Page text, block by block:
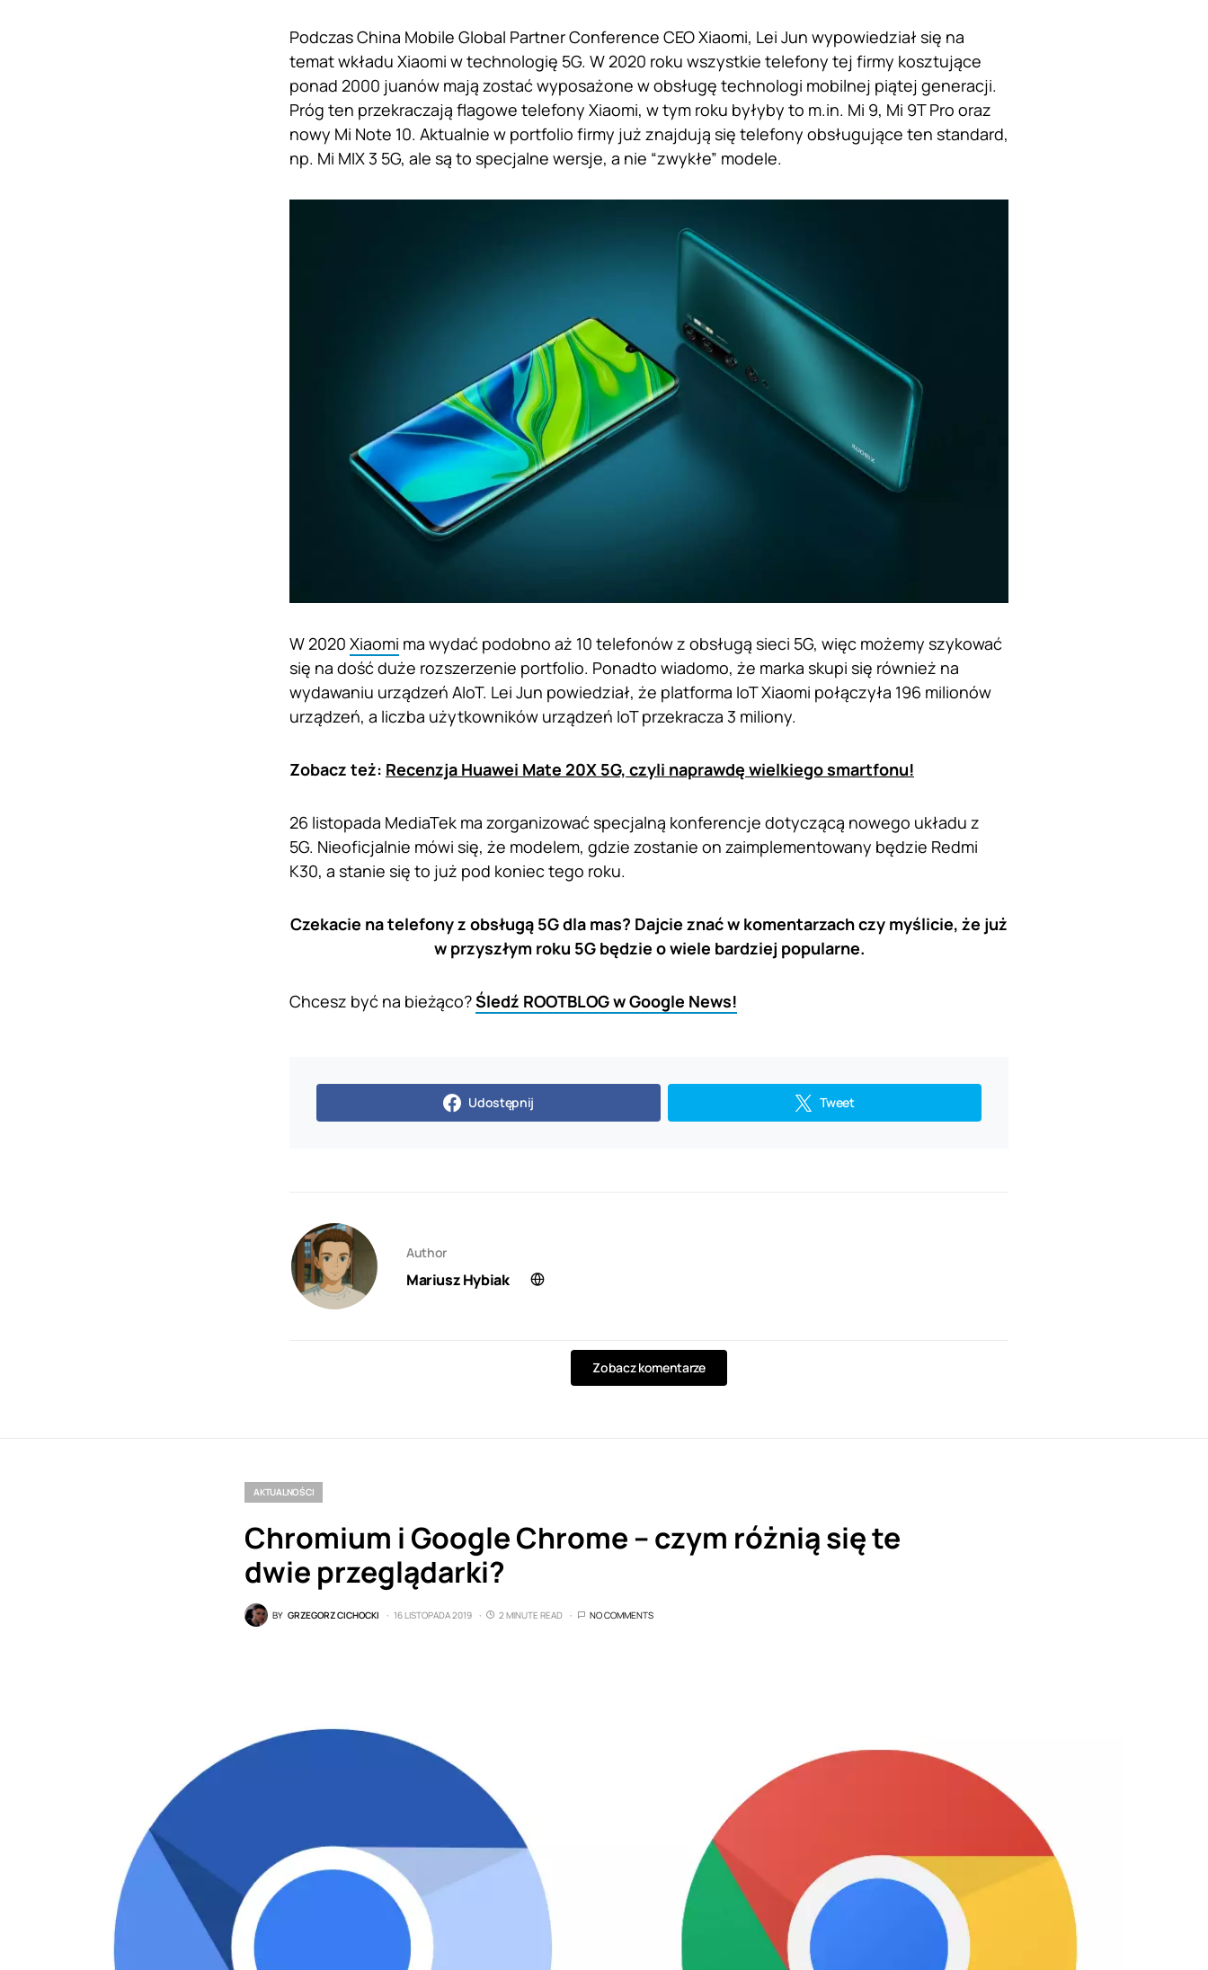
Podczas China Mobile Global Partner Conference CEO Xiaomi, Lei Jun wypowiedział się na
temat wkładu Xiaomi w technologię 5G. W 2020 roku wszystkie telefony tej firmy kosztujące
ponad 2000 juanów mają zostać wyposażone w obsługę technologi mobilnej piątej generacji.
Próg ten przekraczają flagowe telefony Xiaomi, w tym roku byłyby to m.in. Mi 9, Mi 9T Pro oraz
nowy Mi Note 10. Aktualnie w portfolio firmy już znajdują się telefony obsługujące ten standard,
np. Mi MIX 3 5G, ale są to specjalne wersje, a nie “zwykłe” modele.
W 2020 Xiaomi ma wydać podobno aż 10 telefonów z obsługą sieci 5G, więc możemy szykować
się na dość duże rozszerzenie portfolio. Ponadto wiadomo, że marka skupi się również na
wydawaniu urządzeń AIoT. Lei Jun powiedział, że platforma IoT Xiaomi połączyła 196 milionów
urządzeń, a liczba użytkowników urządzeń IoT przekracza 3 miliony.
Zobacz też: Recenzja Huawei Mate 20X 5G, czyli naprawdę wielkiego smartfonu!
26 listopada MediaTek ma zorganizować specjalną konferencje dotyczącą nowego układu z
5G. Nieoficjalnie mówi się, że modelem, gdzie zostanie on zaimplementowany będzie Redmi
K30, a stanie się to już pod koniec tego roku.
Czekacie na telefony z obsługą 5G dla mas? Dajcie znać w komentarzach czy myślicie, że już
w przyszłym roku 5G będzie o wiele bardziej popularne.
Chcesz być na bieżąco?Śledź ROOTBLOG w Google News!
Udostępnij Tweet
Author
Mariusz Hybiak
Zobacz komentarze
AKTUALNOŚCI
Chromium i Google Chrome – czym różnią się te
dwie przeglądarki?
BY GRZEGORZ CICHOCKI 16 LISTOPADA 2019 2 MINUTE READ NO COMMENTS